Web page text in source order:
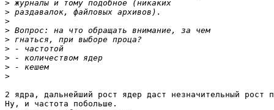
>
>
>
>
>
>
>
>
>
2 ядра, дальнейший рост ядер даст незначительный рост
Ну, и частота побольше.